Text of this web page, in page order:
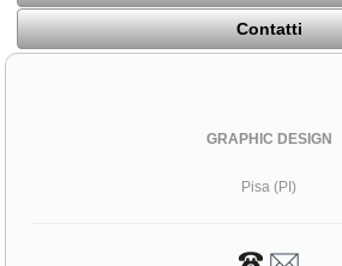
Contatti
GRAPHIC DESIGN
Pisa (PI)